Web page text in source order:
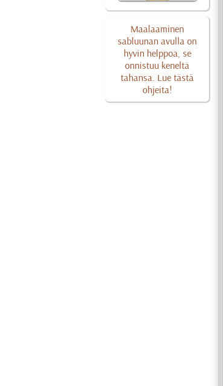
Maalaaminen
sabluunan avulla on
hyvin helppoa, se
onnistuu keneltä
tahansa. Lue tästä
ohjeita!